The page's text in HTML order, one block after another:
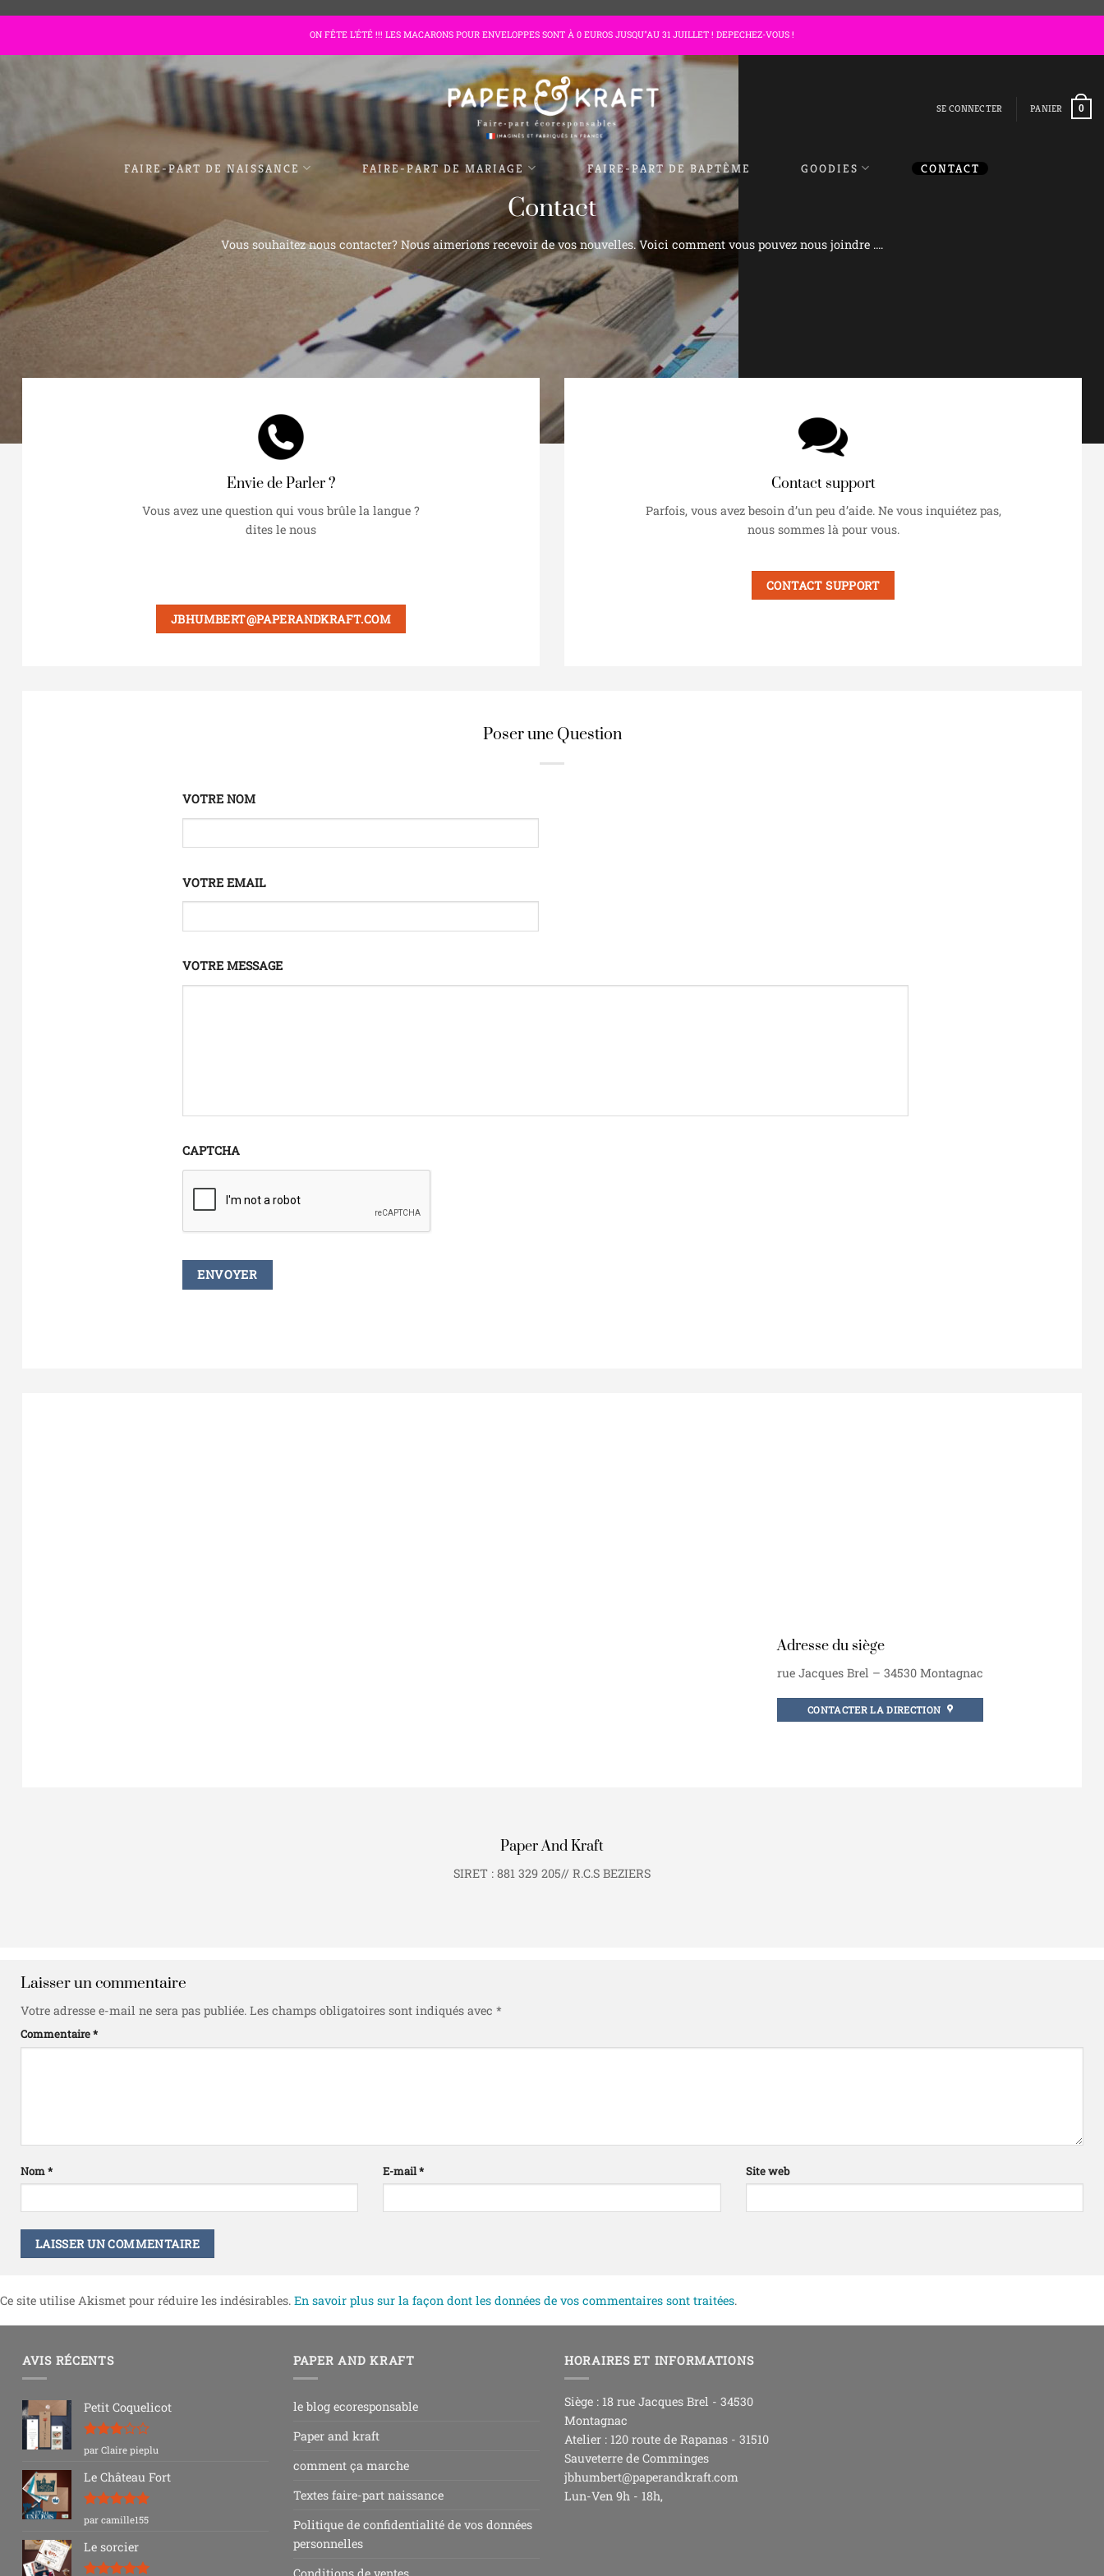
ON FÊTE L'ÉTÉ !!! LES MACARONS POUR ENVELOPPES SONT À 0 EUROS JUSQU"AU 31 JUILLET ! DEPECHEZ-VOUS !
SE CONNECTER PANIER 0
FAIRE-PART DE NAISSANCE FAIRE-PART DE MARIAGE FAIRE-PART DE BAPTÊME GOODIES CONTACT
Contact
Vous souhaitez nous contacter? Nous aimerions recevoir de vos nouvelles. Voici comment vous pouvez nous joindre ….
Envie de Parler ?
Vous avez une question qui vous brûle la langue ?
dites le nous
JBHUMBERT@PAPERANDKRAFT.COM
Contact support
Parfois, vous avez besoin d’un peu d’aide. Ne vous inquiétez pas,
nous sommes là pour vous.
CONTACT SUPPORT
Poser une Question
VOTRE NOM
VOTRE EMAIL
VOTRE MESSAGE
CAPTCHA
Adresse du siège
rue Jacques Brel – 34530 Montagnac
CONTACTER LA DIRECTION
Paper And Kraft
SIRET : 881 329 205// R.C.S BEZIERS
Laisser un commentaire
Votre adresse e-mail ne sera pas publiée. Les champs obligatoires sont indiqués avec *
Commentaire*
Nom* E-mail* Site web
Ce site utilise Akismet pour réduire les indésirables. En savoir plus sur la façon dont les données de vos commentaires sont traitées.
AVIS RÉCENTS
Petit Coquelicot
Note3
sur 5
par Claire pieplu
Le Château Fort
Note5sur
5
par camille155
Le sorcier
PAPER AND KRAFT
le blog ecoresponsable
Paper and kraft
comment ça marche
Textes faire-part naissance
Politique de confidentialité de vos données
personnelles
Conditions de ventes
HORAIRES ET INFORMATIONS
Siège : 18 rue Jacques Brel - 34530
Montagnac
Atelier : 120 route de Rapanas - 31510
Sauveterre de Comminges
jbhumbert@paperandkraft.com
Lun-Ven 9h - 18h,